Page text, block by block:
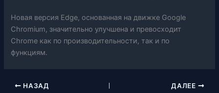
Новая версия Edge, основанная на движке Google
Chromium, значительно улучшена и превосходит
Chrome как по производительности, так и по
функциям.
НАЗАД ДАЛЕЕ